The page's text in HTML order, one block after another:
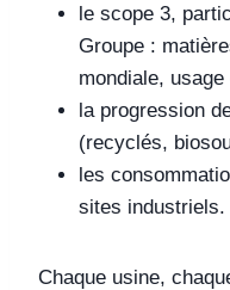
le scope 3,
Groupe :
mondiale,
la progression
(recyclés,
les
sites industriels.
Chaque usine,